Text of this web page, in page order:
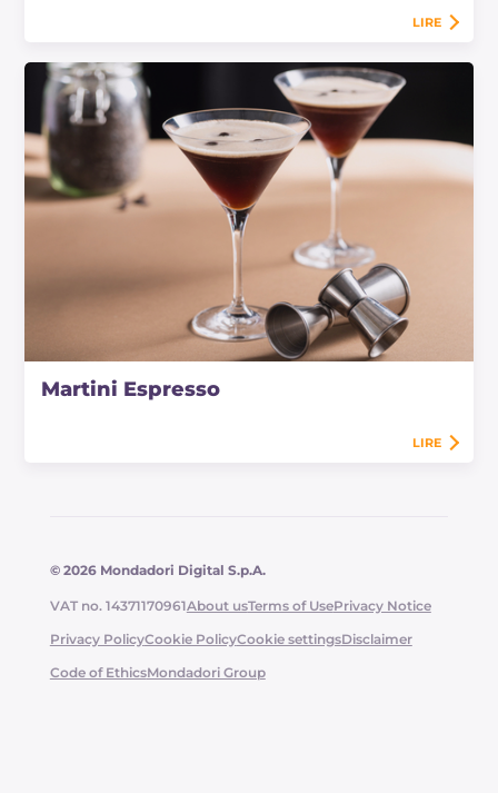
LIRE
Martini Espresso
LIRE
© 2026 Mondadori Digital S.p.A.
VAT no. 14371170961About usTerms of UsePrivacy Notice
Privacy PolicyCookie PolicyCookie settingsDisclaimer
Code of EthicsMondadori Group